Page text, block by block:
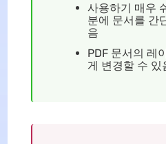
사용하기 매우
분에 문서를 간
음
PDF 문서의 레
게 변경할 수 있